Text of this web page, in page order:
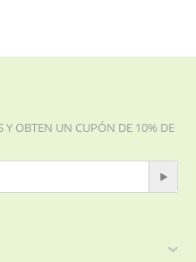
Y OBTEN UN CUPÓN DE 10% DE